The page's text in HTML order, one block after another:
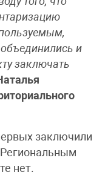
и
заключать
заключили
нет.